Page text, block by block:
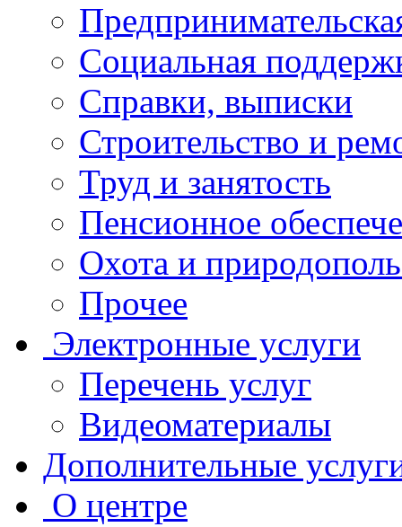
Социальная
Справки, выписки
Строительство и
Труд и занятость
Пенсионное
Охота и
Прочее
Электронные услуги
Перечень услуг
Видеоматериалы
Дополнительные
О центре